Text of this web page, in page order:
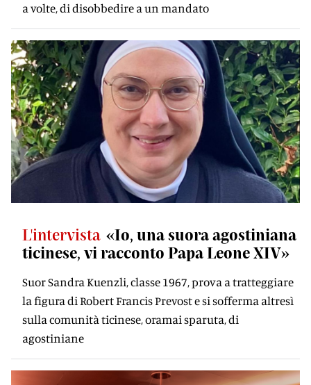
a volte, di disobbedire a un mandato
L'intervista «Io, una suora agostiniana
ticinese, vi racconto Papa Leone XIV»
Suor Sandra Kuenzli, classe 1967, prova a tratteggiare
la figura di Robert Francis Prevost e si sofferma altresì
sulla comunità ticinese, oramai sparuta, di
agostiniane